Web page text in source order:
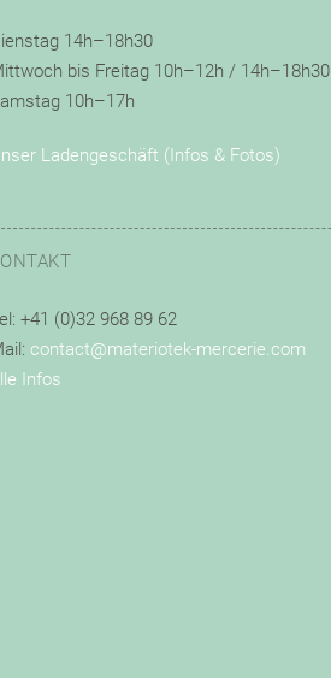
14h–18h30
bis Freitag 10h–12h / 14h–18h30
10h–17h
Ladengeschäft (Infos & Fotos)
+41 (0)32 968 89 62
contact@materiotek-mercerie.com
Infos